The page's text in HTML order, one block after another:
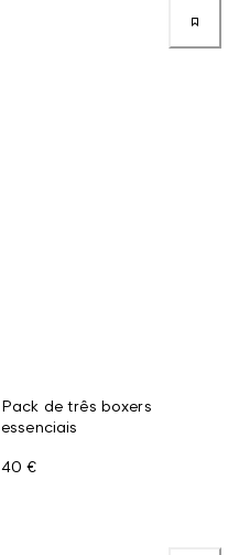
Pack de três boxers
essenciais
40 €